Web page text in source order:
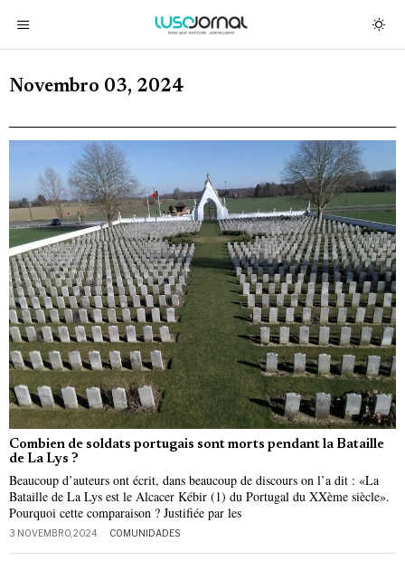
Novembro 03, 2024
Combien de soldats portugais sont morts pendant la Bataille
de La Lys ?
Beaucoup d’auteurs ont écrit, dans beaucoup de discours on l’a dit : «La
Bataille de La Lys est le Alcacer Kébir (1) du Portugal du XXème siècle».
Pourquoi cette comparaison ? Justifiée par les
3 NOVEMBRO, 2024 COMUNIDADES